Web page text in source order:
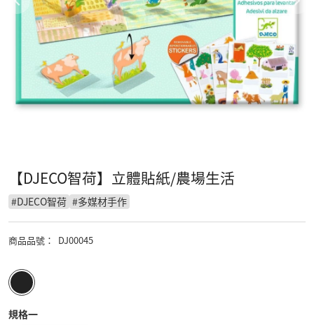
【DJECO智荷】立體貼紙/農場生活
#DJECO智荷 #多媒材手作
商品品號 ： DJ00045
規格一